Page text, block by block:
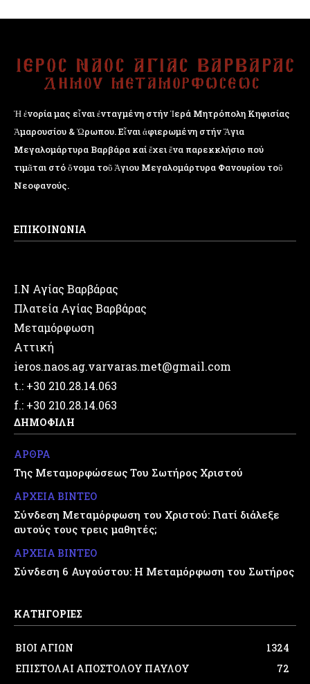
Ἡ ἐνορία μας εἶναι ἐνταγμένη στήν Ἱερά Μητρόπολη Κηφισίας
Ἁμαρουσίου & Ὠρωπου. Εἶναι ἀφιερωμένη στήν Ἅγια
Μεγαλομάρτυρα Βαρβάρα καί ἔχει ἕνα παρεκκλήσιο πού
τιμᾶται στό ὄνομα τοῦ Ἁγιου Μεγαλομάρτυρα Φανουρίου τοῦ
Νεοφανούς.
ΕΠΙΚΟΙΝΩΝΙΑ
Ι.Ν Αγίας Βαρβάρας
Πλατεία Αγίας Βαρβάρας
Μεταμόρφωση
Αττική
ieros.naos.ag.varvaras.met@gmail.com
t.: +30 210.28.14.063
f.: +30 210.28.14.063
ΔΗΜΟΦΙΛΗ
ΑΡΘΡΑ
Της Μεταμορφώσεως Του Σωτήρος Χριστού
ΑΡΧΕΙΑ ΒΙΝΤΕΟ
Σύνδεση Μεταμόρφωση του Χριστού: Γιατί διάλεξε
αυτούς τους τρεις μαθητές;
ΑΡΧΕΙΑ ΒΙΝΤΕΟ
Σύνδεση 6 Αυγούστου: Η Μεταμόρφωση του Σωτήρος
ΚΑΤΗΓΟΡΙΕΣ
ΒΙΟΙ ΑΓΙΩΝ
1324
ΕΠΙΣΤΟΛΑΙ ΑΠΟΣΤΟΛΟΥ ΠΑΥΛΟΥ
72